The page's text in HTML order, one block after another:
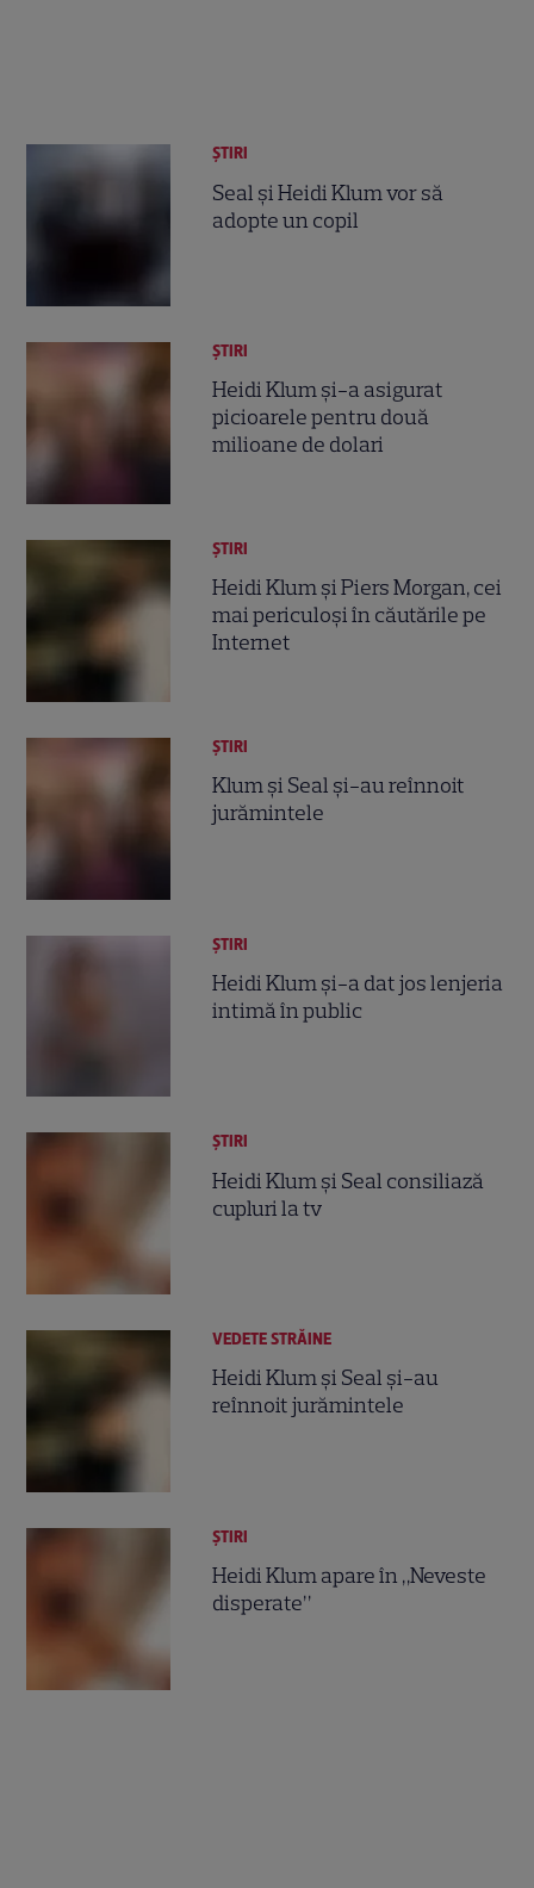
ȘTIRI
Seal şi Heidi Klum vor să
adopte un copil
ȘTIRI
Heidi Klum şi-a asigurat
picioarele pentru două
milioane de dolari
ȘTIRI
Heidi Klum şi Piers Morgan, cei
mai periculoşi în căutările pe
Internet
ȘTIRI
Klum şi Seal şi-au reînnoit
jurămintele
ȘTIRI
Heidi Klum şi-a dat jos lenjeria
intimă în public
ȘTIRI
Heidi Klum şi Seal consiliază
cupluri la tv
VEDETE STRĂINE
Heidi Klum şi Seal şi-au
reînnoit jurămintele
ȘTIRI
Heidi Klum apare în „Neveste
disperate”